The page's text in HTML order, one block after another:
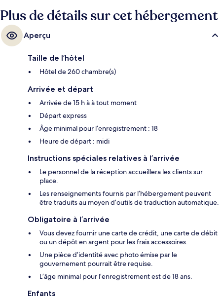
d’entraînement physique. Le transport en commun se trouve à
proximité : Opera House Station est à seulement 11 minutes à pied.
Plus de détails sur cet hébergement
Aperçu
Taille de l’hôtel
Hôtel de 260 chambre(s)
Arrivée et départ
Arrivée de 15 h à à tout moment
Départ express
Âge minimal pour l’enregistrement : 18
Heure de départ : midi
Instructions spéciales relatives à l’arrivée
Le personnel de la réception accueillera les clients sur
place.
Les renseignements fournis par l’hébergement peuvent
être traduits au moyen d’outils de traduction automatique.
Obligatoire à l’arrivée
Vous devez fournir une carte de crédit, une carte de débit
ou un dépôt en argent pour les frais accessoires.
Une pièce d’identité avec photo émise par le
gouvernement pourrait être requise.
L’âge minimal pour l’enregistrement est de 18 ans.
Enfants